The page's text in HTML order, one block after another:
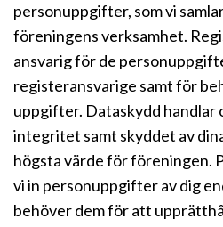
personuppgifter, som vi
föreningens verksamhet.
ansvarig för de
registeransvarige samt för
uppgifter. Dataskydd handlar
integritet samt skyddet av
högsta värde för föreningen.
vi in personuppgifter av dig
behöver dem för att